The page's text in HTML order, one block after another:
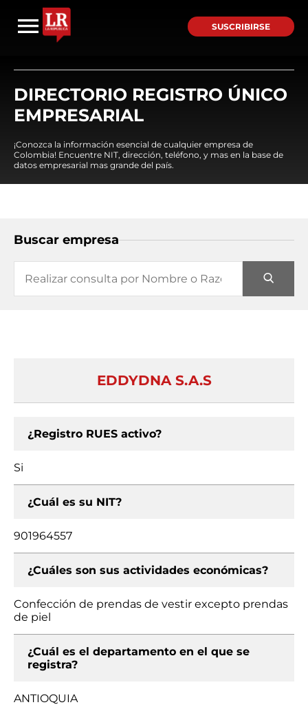
SUSCRIBIRSE
DIRECTORIO REGISTRO ÚNICO
EMPRESARIAL
¡Conozca la información esencial de cualquier empresa de
Colombia! Encuentre NIT, dirección, teléfono, y mas en la base de
datos empresarial mas grande del país.
Buscar empresa
EDDYDNA S.A.S
¿Registro RUES activo?
Si
¿Cuál es su NIT?
901964557
¿Cuáles son sus actividades económicas?
Confección de prendas de vestir excepto prendas
de piel
¿Cuál es el departamento en el que se
registra?
ANTIOQUIA